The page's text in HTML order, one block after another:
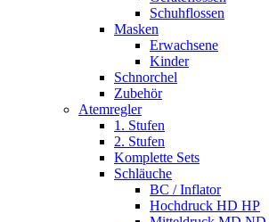
Schuhflossen
Masken
Erwachsene
Kinder
Schnorchel
Zubehör
Atemregler
1. Stufen
2. Stufen
Komplette Sets
Schläuche
BC / Inflator
Hochdruck HD HP